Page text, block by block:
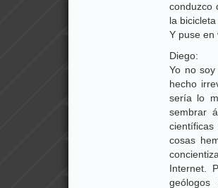
conduzco
la
Y puse en
Diego:
Yo no
hecho
sería lo
sembrar
cosas
Internet.